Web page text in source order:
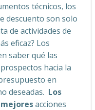
técnicos, los
descuento son solo
de actividades de
eficaz? Los
saber qué las
hacia la
en
deseadas. Los
acciones